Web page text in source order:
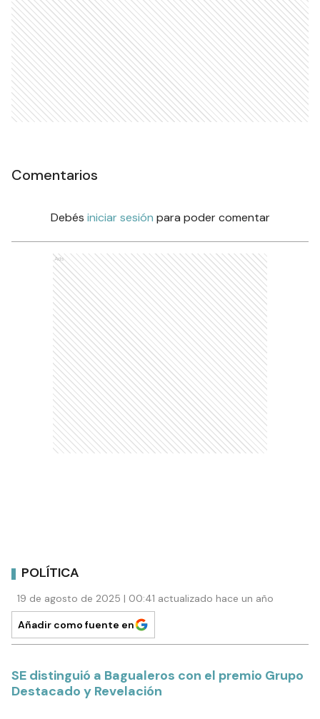
Comentarios
Debés iniciar sesión para poder comentar
Ads
POLÍTICA
19 de agosto de 2025 | 00:41 actualizado hace un año
Añadir como fuente en
SE distinguió a Bagualeros con el premio Grupo
Destacado y Revelación